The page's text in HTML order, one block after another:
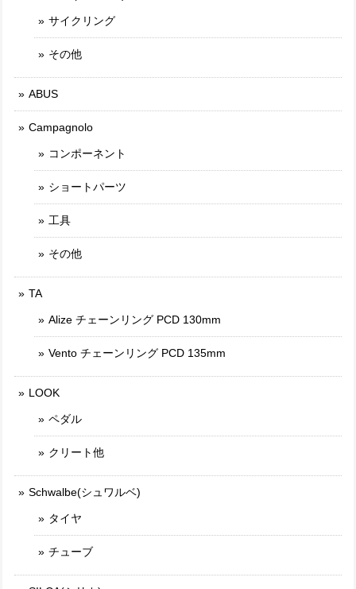
サイクリング
その他
ABUS
Campagnolo
コンポーネント
ショートパーツ
工具
その他
TA
Alize チェーンリング PCD 130mm
Vento チェーンリング PCD 135mm
LOOK
ペダル
クリート他
Schwalbe(シュワルベ)
タイヤ
チューブ